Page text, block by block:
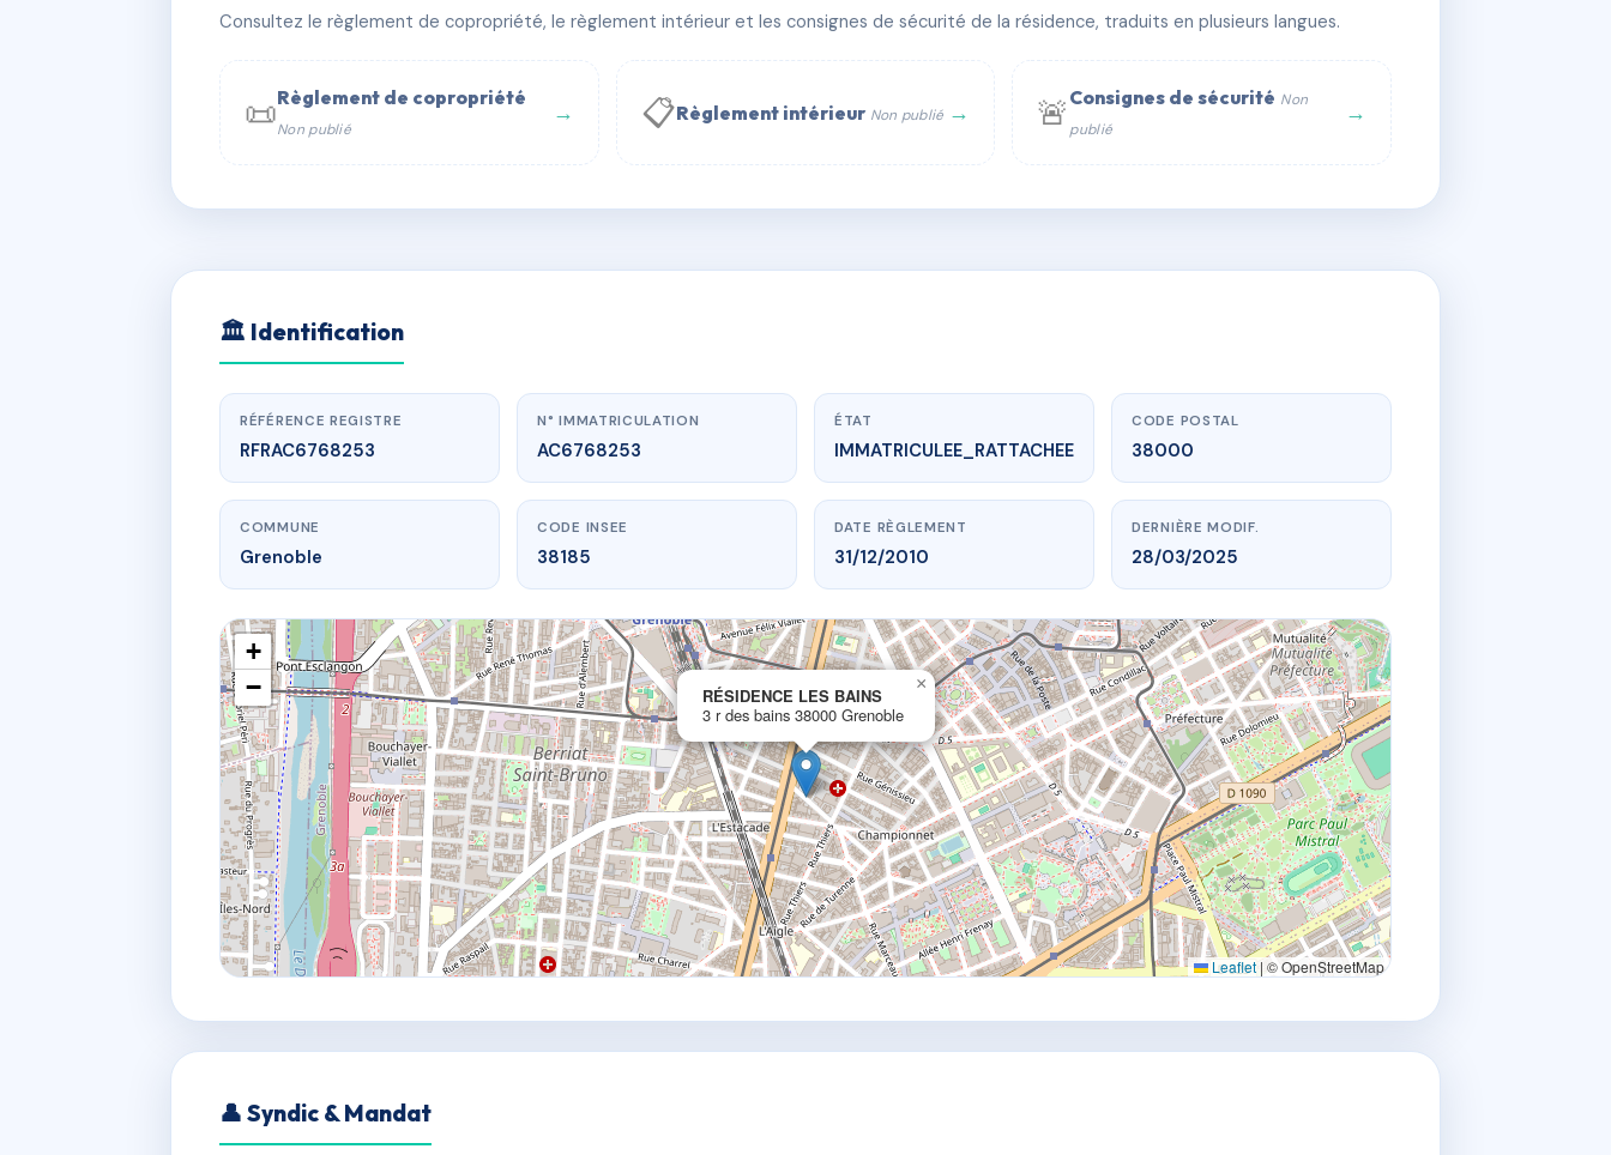
📍 3 r des bains 38000 Grenoble
📞 Contacter Syndic Digital 💬 WhatsApp
Consultez le règlement de copropriété, le règlement intérieur et les consignes de sécurité de la résidence, traduits en plusieurs langues.
📜Règlement de copropriété
Non publié
→ 📋Règlement intérieur Non publié → 🚨 Consignes de sécurité Non
publié
→
AC6768253 🇫🇷
www.vme.plus/AC6768253
RÉSIDENCE LES BAINS
3 r des bains38000 Grenoble
🏛 Identification
RÉFÉRENCE REGISTRE
RFRAC6768253
N° IMMATRICULATION
AC6768253
ÉTAT
IMMATRICULEE_RATTACHEE
CODE POSTAL
38000
COMMUNE
Grenoble
CODE INSEE
38185
DATE RÈGLEMENT
31/12/2010
DERNIÈRE MODIF.
28/03/2025
RÉSIDENCE LES BAINS
3 r des bains 38000 Grenoble
×
+
−
Leaflet | © OpenStreetMap
👤 Syndic & Mandat